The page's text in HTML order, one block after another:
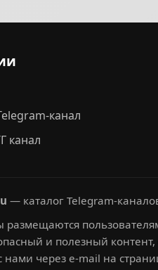
канал
канал
— каталог Telegram-
размещаются
и полезный
нами через e-mail на